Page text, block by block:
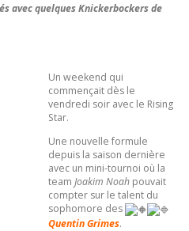
avec quelques Knickerbockers de
Un weekend qui
commençait dès le
vendredi soir avec le Rising
Star.
Une nouvelle formule
depuis la saison dernière
avec un mini-tournoi où la
team Joakim Noah pouvait
compter sur le talent du
sophomore des
Quentin Grimes.